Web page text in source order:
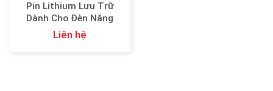
Pin Lithium Lưu Trữ
Dành Cho Đèn Năng
Lượng Mặt Trời
Liên hệ